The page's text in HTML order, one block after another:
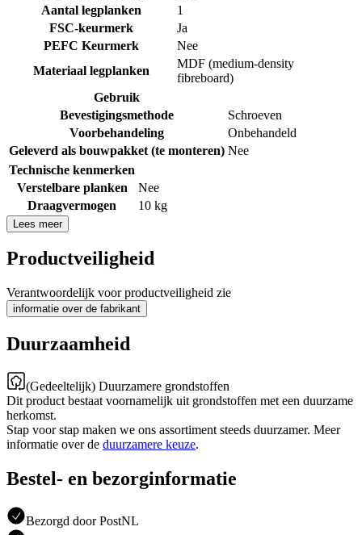
Aantal legplanken
1
FSC-keurmerk
Ja
PEFC Keurmerk
Nee
Materiaal legplanken
MDF (medium-density
fibreboard)
Gebruik
Bevestigingsmethode
Schroeven
Voorbehandeling
Onbehandeld
Geleverd als bouwpakket (te monteren) Nee
Technische kenmerken
Verstelbare planken
Nee
Draagvermogen
10 kg
Lees meer
Productveiligheid
Verantwoordelijk voor productveiligheid zie
informatie over de fabrikant
Duurzaamheid
(Gedeeltelijk) Duurzamere grondstoffen
Dit product bestaat voornamelijk uit grondstoffen met een duurzame
herkomst.
Stap voor stap maken we ons assortiment steeds duurzamer. Meer
informatie over de duurzamere keuze.
Bestel- en bezorginformatie
Bezorgd door PostNL